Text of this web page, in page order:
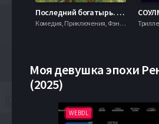
Последний богатырь. Колобок (2026)
Комедия, Приключения, Фэнтези,
Моя девушка эпохи
(2025)
WEBDL